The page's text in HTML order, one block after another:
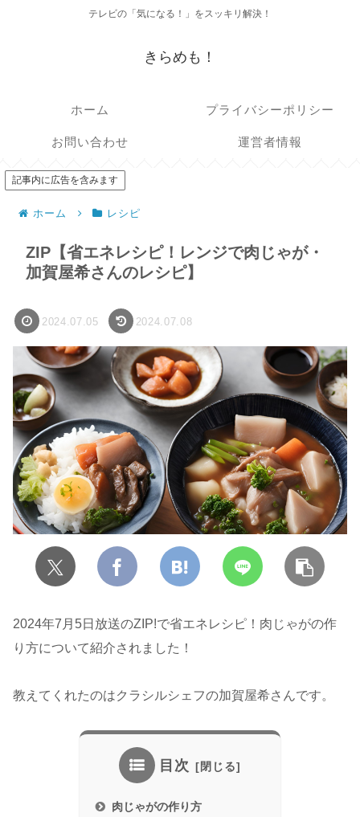
テレビの「気になる！」をスッキリ解決！
きらめも！
ホーム プライバシーポリシー
お問い合わせ 運営者情報
記事内に広告を含みます
ホーム レシピ
ZIP【省エネレシピ！レンジで肉じゃが・
加賀屋希さんのレシピ】
2024.07.05 2024.07.08
2024年7月5日放送のZIP!で省エネレシピ！肉じゃがの作
り方について紹介されました！
教えてくれたのはクラシルシェフの加賀屋希さんです。
目次
肉じゃがの作り方